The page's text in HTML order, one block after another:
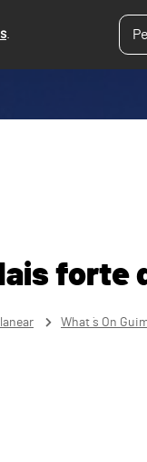
.
forte
What ´s On